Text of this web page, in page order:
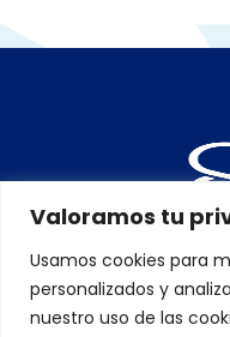
Valoramos tu
Usamos cookies para
personalizados y
nuestro uso de las